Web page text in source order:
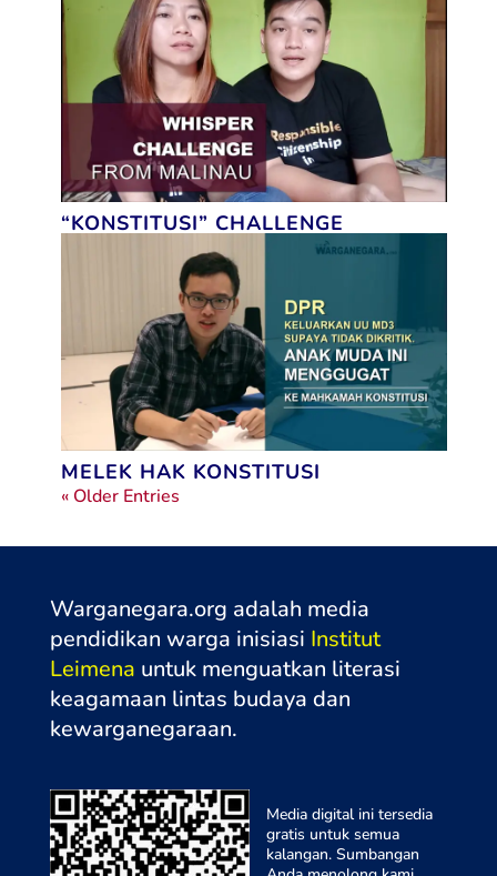
“KONSTITUSI” CHALLENGE
MELEK HAK KONSTITUSI
« Older Entries
Warganegara.org adalah media
pendidikan warga inisiasi Institut
Leimena untuk menguatkan literasi
keagamaan lintas budaya dan
kewarganegaraan.
Media digital ini tersedia
gratis untuk semua
kalangan. Sumbangan